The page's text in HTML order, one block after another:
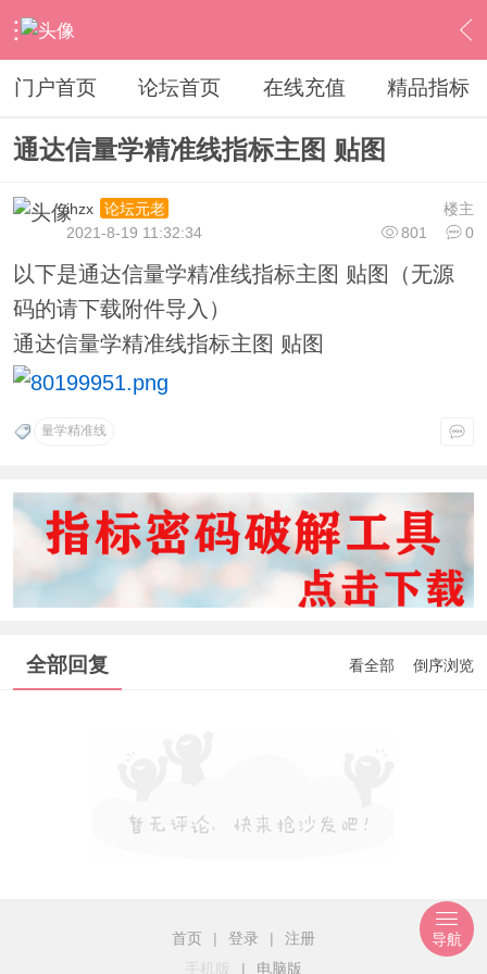
› 通达信指标公式 › 主图公式 › 内容
门户首页 论坛首页 在线充值 精品指标
通达信量学精准线指标主图 贴图
楼主
ihzx
论坛元老
801
0
2021-8-19 11:32:34
以下是通达信量学精准线指标主图 贴图（无源
码的请下载附件导入）
通达信量学精准线指标主图 贴图
量学精准线
全部回复 看全部 倒序浏览
首页 | 登录 |
注册
手机版
| 电脑版
导航